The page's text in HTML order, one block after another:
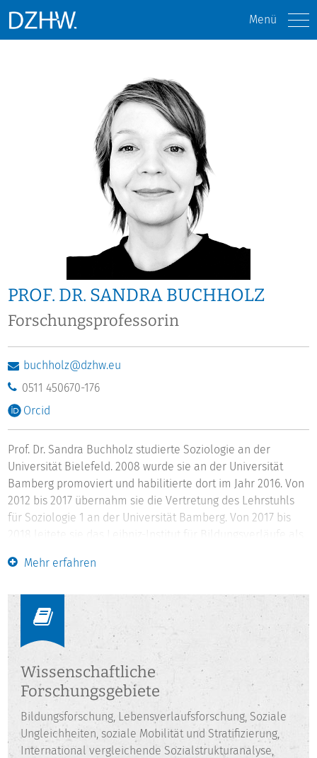
Menü
PROF. DR. SANDRA BUCHHOLZ
Forschungsprofessorin
buchholz@dzhw.eu
0511 450670-176
Orcid
Prof. Dr. Sandra Buchholz studierte Soziologie an der
Universität Bielefeld. 2008 wurde sie an der Universität
Bamberg promoviert und habilitierte dort im Jahr 2016. Von
2012 bis 2017 übernahm sie die Vertretung des Lehrstuhls
für Soziologie 1 an der Universität Bamberg. Von 2017 bis
Bildungsforschung im Längsschnitt an der Universität
mit der W3-Professur "Quantitative
Lebensverlaufssoziologie" an der Leibniz Universität
Mehr erfahren
Wissenschaftliche
Forschungsgebiete
Bildungsforschung, Lebensverlaufsforschung, Soziale
Ungleichheiten, soziale Mobilität und Stratifizierung,
International vergleichende Sozialstrukturanalyse,